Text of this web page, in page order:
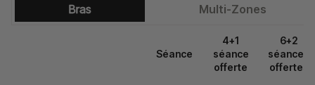
Bras Multi-Zones
Séance
4+1
séance
offerte
6+2
séances
offertes